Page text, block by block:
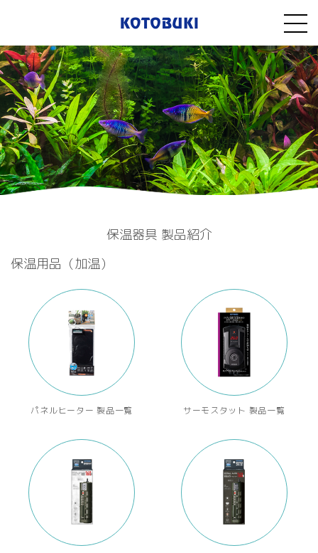
保温器具 製品紹介
保温用品（加温）
パネルヒーター 製品一覧 サーモスタット 製品一覧